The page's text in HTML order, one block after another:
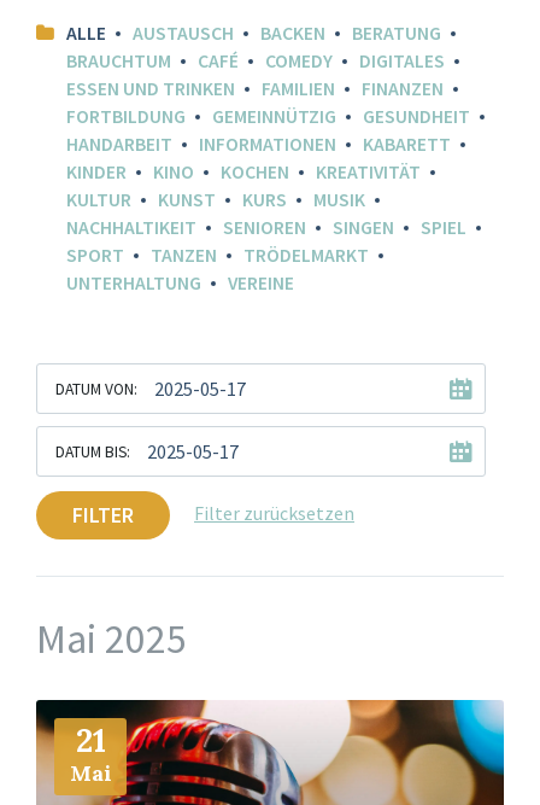
ALLE AUSTAUSCH BACKEN
BERATUNG
BRAUCHTUM
CAFÉ COMEDY
DIGITALES
ESSEN UND TRINKEN
FAMILIEN
FINANZEN
FORTBILDUNG
GEMEINNÜTZIG
GESUNDHEIT
HANDARBEIT
INFORMATIONEN
KABARETT
KINDER
KINO KOCHEN
KREATIVITÄT
KULTUR
KUNST KURS
MUSIK
NACHHALTIKEIT
SENIOREN SINGEN
SPIEL
SPORT
TANZEN
TRÖDELMARKT
UNTERHALTUNG
VEREINE
DATUM VON:
DATUM BIS:
FILTER Filter zurücksetzen
Mai 2025
21
Mai
Mehr
Info